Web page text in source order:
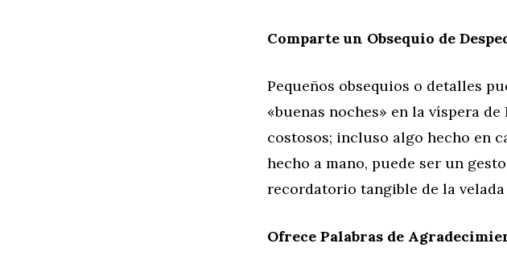
Comparte un Obsequio de
Pequeños obsequios o detalles
«buenas noches» en la víspera
costosos; incluso algo hecho en
hecho a mano, puede ser un
recordatorio tangible de la
Ofrece Palabras de